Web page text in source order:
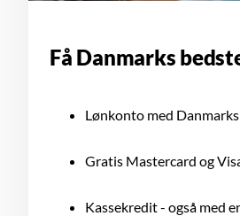
Få Danmarks
Lønkonto med
Gratis Mastercard og
Kassekredit - også med